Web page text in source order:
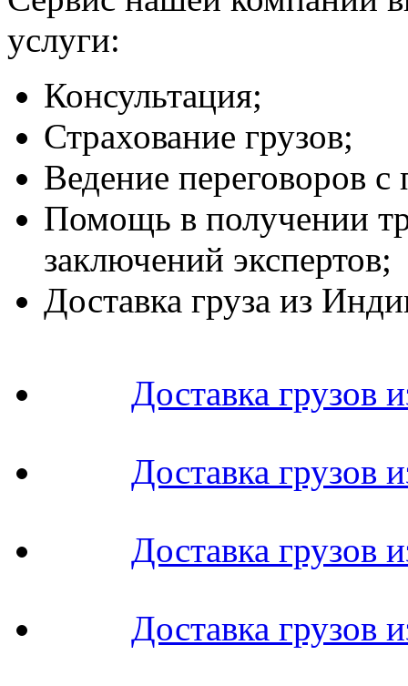
услуги:
Консультация;
Страхование грузов;
Ведение переговоров
Помощь в получении
заключений экспертов;
Доставка груза из
Доставка грузов
Доставка грузов
Доставка грузов
Доставка грузов